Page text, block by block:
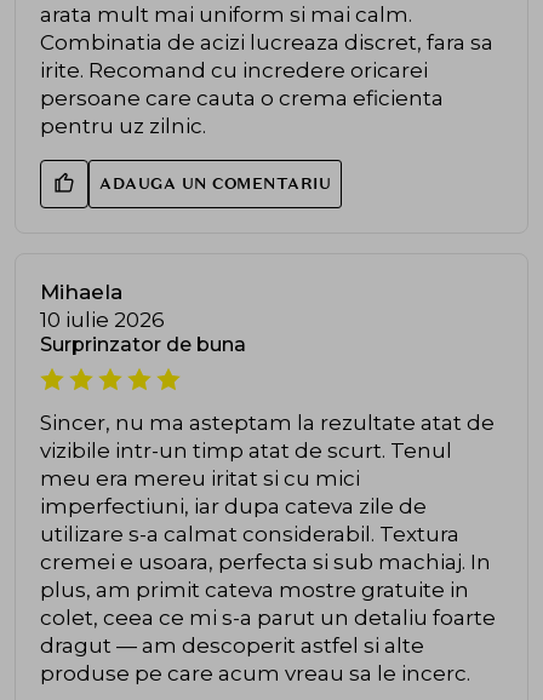
arata mult mai uniform si mai calm.
Combinatia de acizi lucreaza discret, fara sa
irite. Recomand cu incredere oricarei
persoane care cauta o crema eficienta
pentru uz zilnic.
ADAUGA UN COMENTARIU
Mihaela
10 iulie 2026
Surprinzator de buna
Sincer, nu ma asteptam la rezultate atat de
vizibile intr-un timp atat de scurt. Tenul
meu era mereu iritat si cu mici
imperfectiuni, iar dupa cateva zile de
utilizare s-a calmat considerabil. Textura
cremei e usoara, perfecta si sub machiaj. In
plus, am primit cateva mostre gratuite in
colet, ceea ce mi s-a parut un detaliu foarte
dragut — am descoperit astfel si alte
produse pe care acum vreau sa le incerc.